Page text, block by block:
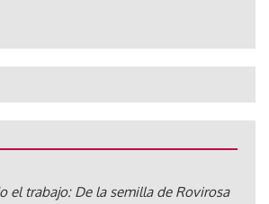
el trabajo: De la semilla de Rovirosa